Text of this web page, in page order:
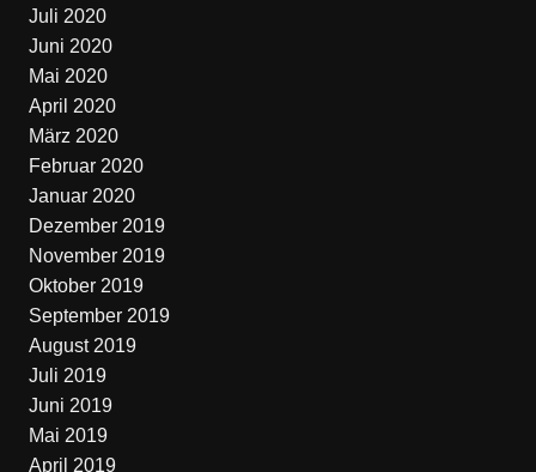
Juli 2020
Juni 2020
Mai 2020
April 2020
März 2020
Februar 2020
Januar 2020
Dezember 2019
November 2019
Oktober 2019
September 2019
August 2019
Juli 2019
Juni 2019
Mai 2019
April 2019